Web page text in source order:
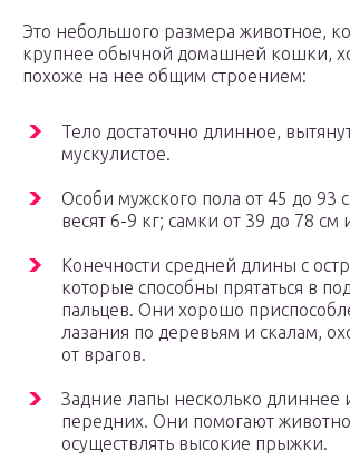
Это небольшого размера животное,
крупнее обычной домашней кошки,
похоже на нее общим строением:
Тело достаточно длинное,
мускулистое.
Особи мужского пола от 45 до 93
весят 6-9 кг; самки от 39 до 78 см
Конечности средней длины с
которые способны прятаться в
пальцев. Они хорошо
лазания по деревьям и скалам,
от врагов.
Задние лапы несколько длиннее
передних. Они помогают
осуществлять высокие прыжки.